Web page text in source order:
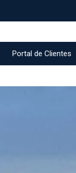
Portal de Clientes